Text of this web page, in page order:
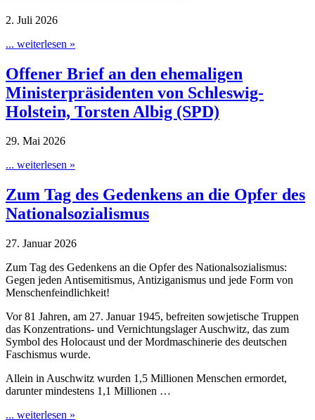
2. Juli 2026
... weiterlesen »
Offener Brief an den ehemaligen
Ministerpräsidenten von Schleswig-
Holstein, Torsten Albig (SPD)
29. Mai 2026
... weiterlesen »
Zum Tag des Gedenkens an die Opfer des
Nationalsozialismus
27. Januar 2026
Zum Tag des Gedenkens an die Opfer des Nationalsozialismus:
Gegen jeden Antisemitismus, Antiziganismus und jede Form von
Menschenfeindlichkeit!
Vor 81 Jahren, am 27. Januar 1945, befreiten sowjetische Truppen
das Konzentrations- und Vernichtungslager Auschwitz, das zum
Symbol des Holocaust und der Mordmaschinerie des deutschen
Faschismus wurde.
Allein in Auschwitz wurden 1,5 Millionen Menschen ermordet,
darunter mindestens 1,1 Millionen …
... weiterlesen »